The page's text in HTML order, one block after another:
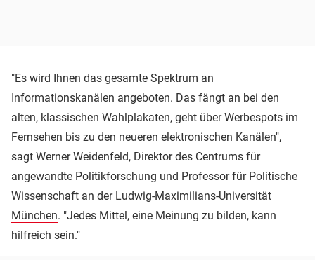
"Es wird Ihnen das gesamte Spektrum an
Informationskanälen angeboten. Das fängt an bei den
alten, klassischen Wahlplakaten, geht über Werbespots im
Fernsehen bis zu den neueren elektronischen Kanälen",
sagt Werner Weidenfeld, Direktor des Centrums für
angewandte Politikforschung und Professor für Politische
Wissenschaft an der Ludwig-Maximilians-Universität
München. "Jedes Mittel, eine Meinung zu bilden, kann
hilfreich sein."